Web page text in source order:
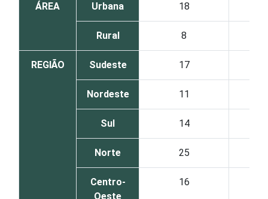
ÁREA Urbana 18
Rural 8
REGIÃO Sudeste 17
Nordeste 11
Sul 14
Norte 25
Centro-
Oeste
16